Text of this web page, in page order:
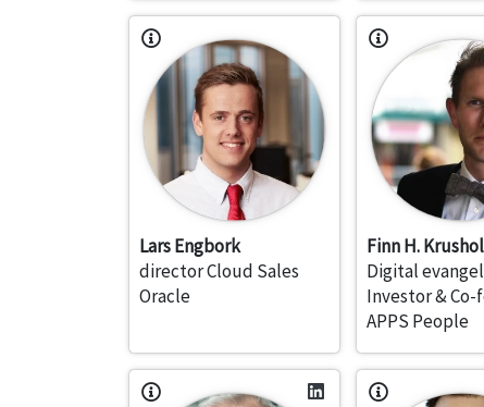
Lars Engbork
director Cloud Sales
Oracle
Finn H.
Digital
Investor &
APPS People